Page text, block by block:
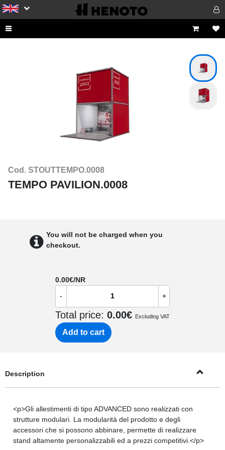
Cod. STOUTTEMPO.0008
TEMPO PAVILION.0008
You will not be charged when you
checkout.
0.00€/NR
- +
Total price: 0.00€ Excluding VAT
Add to cart
Description
<p>Gli allestimenti di tipo ADVANCED sono realizzati con
strutture modulari. La modularità del prodotto e degli
accessori che si possono abbinare, permette di realizzare
stand altamente personalizzabili ed a prezzi competitivi.</p>